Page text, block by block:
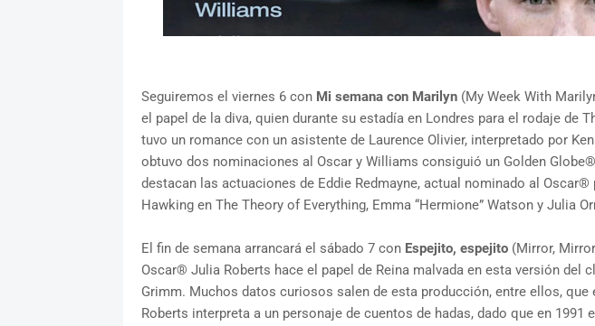
Seguiremos el viernes 6 con Mi semana con Marilyn(My Week With
el papel de la diva, quien durante su estadía en Londres para el rodaje de
tuvo un romance con un asistente de Laurence Olivier, interpretado por
obtuvo dos nominaciones al Oscar y Williams consiguió un Golden
destacan las actuaciones de Eddie Redmayne, actual nominado al Oscar®
Hawking en The Theory of Everything, Emma “Hermione” Watson y Julia
El fin de semana arrancará el sábado 7 con Espejito, espejito(Mirror,
Oscar® Julia Roberts hace el papel de Reina malvada en esta versión del
Grimm. Muchos datos curiosos salen de esta producción, entre ellos, que
Roberts interpreta a un personaje de cuentos de hadas, dado que en 1991